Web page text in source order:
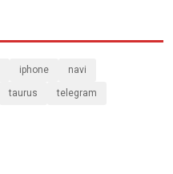
iphone navi
taurus telegram